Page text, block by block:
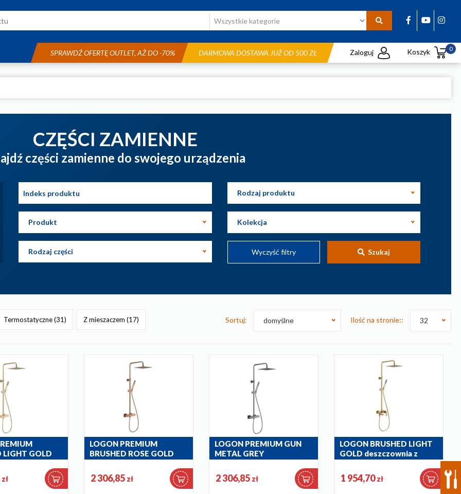
SPRAWDŹ OFERTĘ OUTLET, AŻ DO -70% DARMOWA DOSTAWA JUŻ OD 500 ZŁ Zaloguj Koszyk 0
CZĘŚCI ZAMIENNE
części zamienne do swojego urządzenia
Rodzaj produktu
Produkt Kolekcja
Rodzaj części Wyczyść filtry Szukaj
Termostatyczne(31) Z mieszaczem (17) Sortuj: domyślne Ilość na stronie:: 32
LIGHT GOLD
zł
LOGON PREMIUM
BRUSHED ROSE GOLD
termostatyczną
5746-920-34
2 306,85 zł
LOGON PREMIUM GUN
METAL GREY
termostatyczną
5746-920-61
2 306,85 zł
LOGON BRUSHED LIGHT
GOLD deszczownia z
składaną wylewką
wannową
1 954,70zł